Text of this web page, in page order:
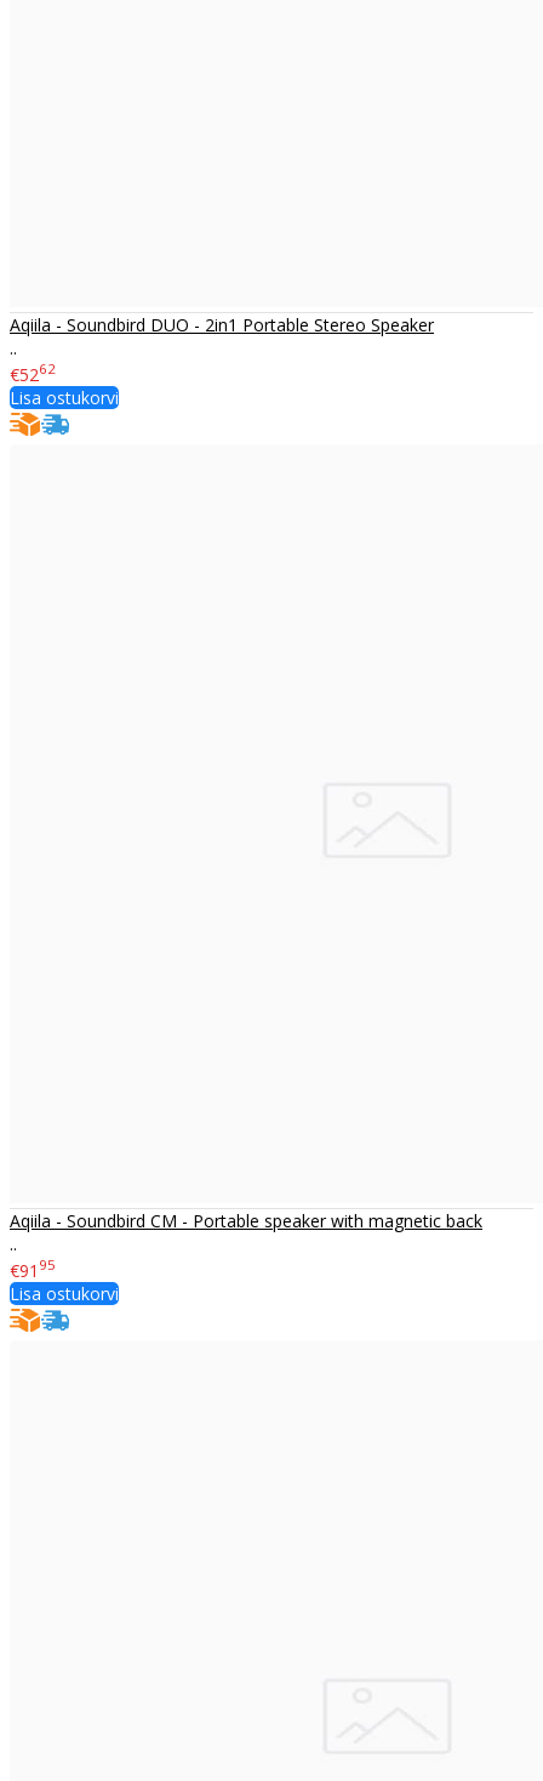
Aqiila - Soundbird DUO - 2in1 Portable Stereo Speaker
..
€5262
Lisa ostukorvi
Aqiila - Soundbird CM - Portable speaker with magnetic back
..
€91 95
Lisa ostukorvi